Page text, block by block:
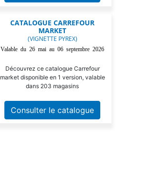
CATALOGUE CARREFOUR
MARKET
(VIGNETTE PYREX)
Valable du 26 mai au 06 septembre 2026
Découvrez ce catalogue Carrefour
market disponible en 1 version, valable
dans 203 magasins
Consulter le catalogue